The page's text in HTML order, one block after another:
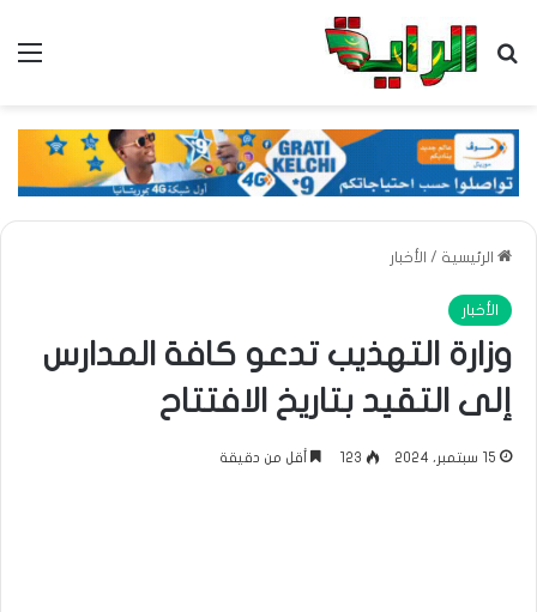
بحث عن
الرئيسية / الأخبار
الأخبار
وزارة التهذيب تدعو كافة المدارس
إلى التقيد بتاريخ الافتتاح
15 سبتمبر، 2024 123 أقل من دقيقة